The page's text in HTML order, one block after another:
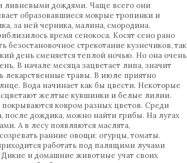
ливневыми дождями. Чаще всего они
образовавшиеся мокрые тропинки и
за ней черника, малина, смородина.
время сенокоса. Косят сено рано
стрекотание кузнечиков, так
день сменяется теплой ночью. Но она очень
В начале месяца зацветает липа, значит
лекарственные травы. В июле приятно
Вода начинает как бы цвести. Некоторые
желтые кувшинки и белые лилии.
ковром разных цветов. Среди
после дождика, можно найти грибы. На лугах
А в лесу появляются маслята,
ранние овощи: огурцы, томаты.
работать под палящими лучами
и домашние животные учат своих